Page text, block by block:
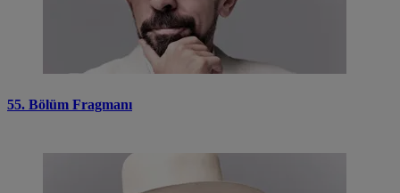
55. Bölüm Fragmanı